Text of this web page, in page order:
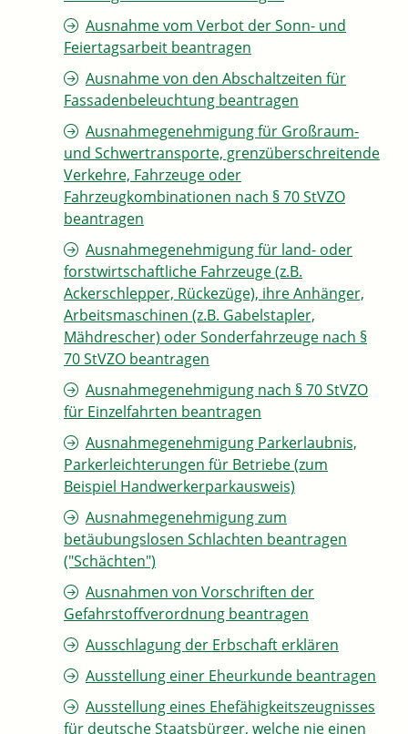
Ausnahme vom Verbot der Sonn- und
Feiertagsarbeit beantragen
Ausnahme von den Abschaltzeiten für
Fassadenbeleuchtung beantragen
Ausnahmegenehmigung für Großraum-
und Schwertransporte, grenzüberschreitende
Verkehre, Fahrzeuge oder
Fahrzeugkombinationen nach § 70 StVZO
beantragen
Ausnahmegenehmigung für land- oder
forstwirtschaftliche Fahrzeuge (z.B.
Ackerschlepper, Rückezüge), ihre Anhänger,
Arbeitsmaschinen (z.B. Gabelstapler,
Mähdrescher) oder Sonderfahrzeuge nach §
70 StVZO beantragen
Ausnahmegenehmigung nach § 70 StVZO
für Einzelfahrten beantragen
Ausnahmegenehmigung Parkerlaubnis,
Parkerleichterungen für Betriebe (zum
Beispiel Handwerkerparkausweis)
Ausnahmegenehmigung zum
betäubungslosen Schlachten beantragen
("Schächten")
Ausnahmen von Vorschriften der
Gefahrstoffverordnung beantragen
Ausschlagung der Erbschaft erklären
Ausstellung einer Eheurkunde beantragen
Ausstellung eines Ehefähigkeitszeugnisses
für deutsche Staatsbürger, welche nie einen